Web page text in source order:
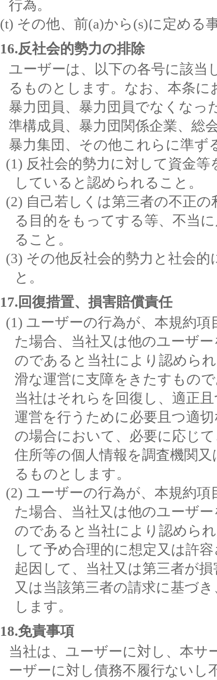
行為。
その他、前(a)から(s)に定める
16.反社会的勢力の排除
ユーザーは、以下の各号に該当
るものとします。なお、本条に
暴力団員、暴力団員でなくなっ
準構成員、暴力団関係企業、総
暴力集団、その他これらに準ず
反社会的勢力に対して資金
していると認められること。
自己若しくは第三者の不正
る目的をもってする等、不当
ること。
その他反社会的勢力と社会
と。
17.回復措置、損害賠償責任
ユーザーの行為が、本規約
た場合、当社又は他のユーザ
のであると当社により認めら
滑な運営に支障をきたすもの
当社はそれらを回復し、適正
運営を行うために必要且つ適
の場合において、必要に応じ
住所等の個人情報を調査機関
るものとします。
ユーザーの行為が、本規約
た場合、当社又は他のユーザ
のであると当社により認めら
して予め合理的に想定又は許
起因して、当社又は第三者が
又は当該第三者の請求に基づ
します。
18.免責事項
当社は、ユーザーに対し、本サ
ーザーに対し債務不履行ないし